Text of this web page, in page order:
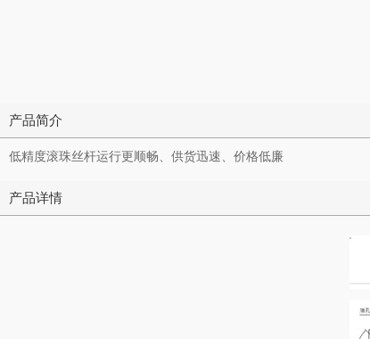
产品简介
低精度滚珠丝杆运行更顺畅、供货迅速、价格低廉
产品详情